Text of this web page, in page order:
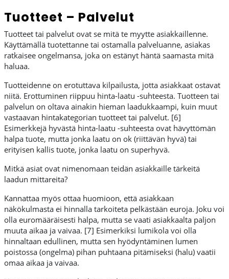
Tuotteet – Palvelut
Tuotteet tai palvelut ovat se mitä te myytte asiakkaillenne.
Käyttämällä tuotettanne tai ostamalla palveluanne, asiakas
ratkaisee ongelmansa, joka on estänyt häntä saamasta mitä
haluaa.
Tuotteidenne on erotuttava kilpailusta, jotta asiakkaat ostavat
niitä. Erottuminen riippuu hinta-laatu -suhteesta. Tuotteen tai
palvelun on oltava ainakin hieman laadukkaampi, kuin muut
vastaavan hintakategorian tuotteet tai palvelut. [6]
Esimerkkejä hyvästä hinta-laatu -suhteesta ovat hävyttömän
halpa tuote, mutta jonka laatu on ok (riittävän hyvä) tai
erityisen kallis tuote, jonka laatu on superhyvä.
Mitkä asiat ovat nimenomaan teidän asiakkaille tärkeitä
laadun mittareita?
Kannattaa myös ottaa huomioon, että asiakkaan
näkökulmasta ei hinnalla tarkoiteta pelkästään euroja. Joku voi
olla euromääräisesti halpa, mutta se vaati asiakkaalta paljon
muuta aikaa ja vaivaa. [7] Esimerkiksi lumikola voi olla
hinnaltaan edullinen, mutta sen hyödyntäminen lumen
poistossa (ongelma) pihan puhtaana pitämiseksi (halu) vaatii
omaa aikaa ja vaivaa.